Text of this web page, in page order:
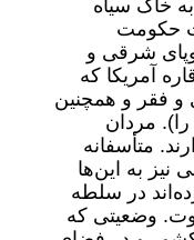
خاک سیاه
حکومت
شرقی و
آمریکا که
و فقر و همچنین
مردان
متأسفانه
نیز به این‌ها
در سلطه
وضعیتی که